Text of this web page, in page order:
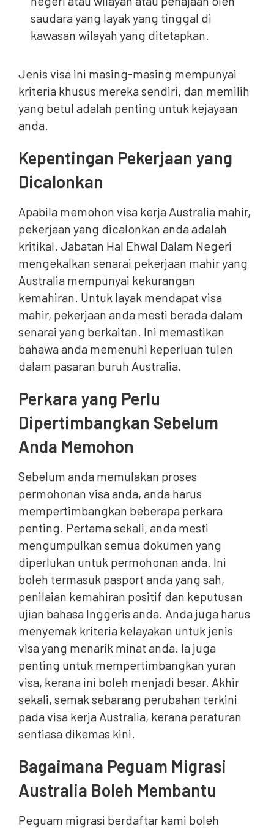
saudara yang layak yang tinggal di
kawasan wilayah yang ditetapkan.
Jenis visa ini masing-masing mempunyai
kriteria khusus mereka sendiri, dan memilih
yang betul adalah penting untuk kejayaan
anda.
Kepentingan Pekerjaan yang
Dicalonkan
Apabila memohon visa kerja Australia mahir,
pekerjaan yang dicalonkan anda adalah
kritikal. Jabatan Hal Ehwal Dalam Negeri
mengekalkan senarai pekerjaan mahir yang
Australia mempunyai kekurangan
kemahiran. Untuk layak mendapat visa
mahir, pekerjaan anda mesti berada dalam
senarai yang berkaitan. Ini memastikan
bahawa anda memenuhi keperluan tulen
dalam pasaran buruh Australia.
Perkara yang Perlu
Dipertimbangkan Sebelum
Anda Memohon
Sebelum anda memulakan proses
permohonan visa anda, anda harus
mempertimbangkan beberapa perkara
penting. Pertama sekali, anda mesti
mengumpulkan semua dokumen yang
diperlukan untuk permohonan anda. Ini
boleh termasuk pasport anda yang sah,
penilaian kemahiran positif dan keputusan
ujian bahasa Inggeris anda. Anda juga harus
menyemak kriteria kelayakan untuk jenis
visa yang menarik minat anda. Ia juga
penting untuk mempertimbangkan yuran
visa, kerana ini boleh menjadi besar. Akhir
sekali, semak sebarang perubahan terkini
pada visa kerja Australia, kerana peraturan
sentiasa dikemas kini.
Bagaimana Peguam Migrasi
Australia Boleh Membantu
Peguam migrasi berdaftar kami boleh